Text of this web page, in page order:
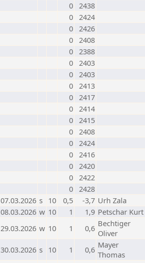
0 2438
0 2424
0 2426
0 2408
0 2388
0 2403
0 2403
0 2413
0 2417
0 2414
0 2415
0 2408
0 2424
0 2416
0 2420
0 2422
0 2428
07.03.2026 s 10 0,5 -3,7 Urh Zala
08.03.2026 w 10 1 1,9 Petschar Kurt
29.03.2026 w 10 1 0,6 Bechtiger
Oliver
30.03.2026 s 10 1 0,6 Mayer
Thomas